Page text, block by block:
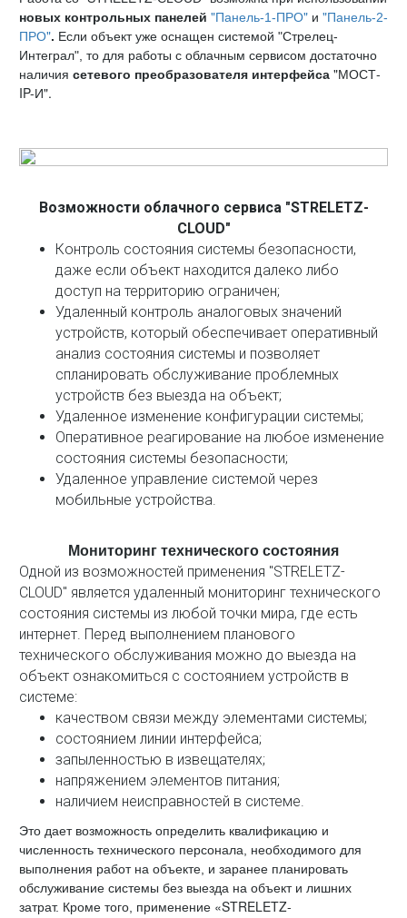
новых контрольных панелей "Панель-1-ПРО" и "Панель-2-
ПРО". Если объект уже оснащен системой "Стрелец-
Интеграл", то для работы с облачным сервисом достаточно
наличия сетевого преобразователя интерфейса "МОСТ-
IP-И".
Возможности облачного сервиса "STRELETZ-
CLOUD"
Контроль состояния системы безопасности,
даже если объект находится далеко либо
доступ на территорию ограничен;
Удаленный контроль аналоговых значений
устройств, который обеспечивает оперативный
анализ состояния системы и позволяет
спланировать обслуживание проблемных
устройств без выезда на объект;
Удаленное изменение конфигурации системы;
Оперативное реагирование на любое изменение
состояния системы безопасности;
Удаленное управление системой через
мобильные устройства.
Мониторинг технического состояния
Одной из возможностей применения "STRELETZ-
CLOUD" является удаленный мониторинг технического
состояния системы из любой точки мира, где есть
интернет. Перед выполнением планового
технического обслуживания можно до выезда на
объект ознакомиться с состоянием устройств в
системе:
качеством связи между элементами системы;
состоянием линии интерфейса;
запыленностью в извещателях;
напряжением элементов питания;
наличием неисправностей в системе.
Это дает возможность определить квалификацию и
численность технического персонала, необходимого для
выполнения работ на объекте, и заранее планировать
обслуживание системы без выезда на объект и лишних
затрат. Кроме того, применение «STRELETZ-